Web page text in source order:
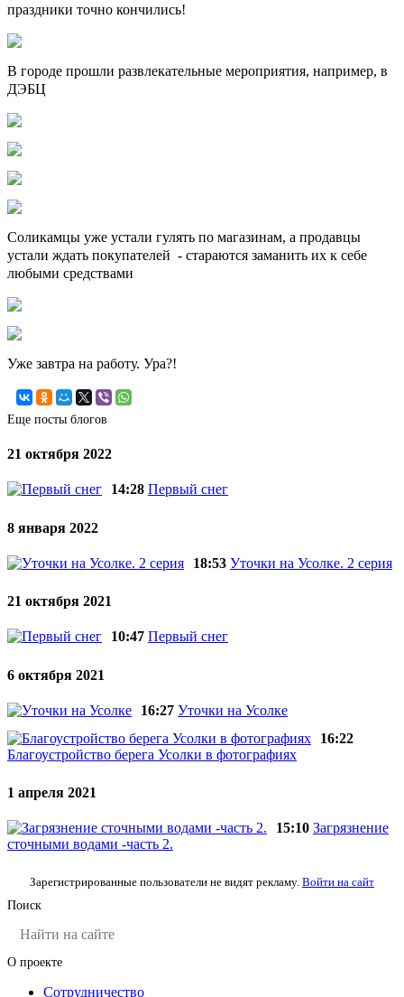
праздники точно кончились!
В городе прошли развлекательные мероприятия, например, в
ДЭБЦ
Соликамцы уже устали гулять по магазинам, а продавцы
устали ждать покупателей - стараются заманить их к себе
любыми средствами
Уже завтра на работу. Ура?!
Еще посты блогов
21 октября 2022
14:28 Первый снег
8 января 2022
18:53 Уточки на Усолке. 2 серия
21 октября 2021
10:47 Первый снег
6 октября 2021
16:27 Уточки на Усолке
16:22
Благоустройство берега Усолки в фотографиях
1 апреля 2021
15:10 Загрязнение
сточными водами -часть 2.
Зарегистрированные пользователи не видят рекламу. Войти на сайт
Поиск
О проекте
Сотрудничество